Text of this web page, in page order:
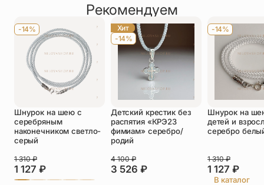
Оставить отзыв
Подтверждаю свое согласие с
политикой конфиденциальностии даю
согласие на обработку персональных
данных
Пока нет отзывов. Будьте первым!
Рекомендуем
-14%
Шнурок на шею с
серебряным
наконечником светло-
серый
1 127 ₽
1 310₽
Хит
-14%
Детский крестик без
распятия «КРЭ23
фимиам» серебро/
родий
3 526 ₽
4 100₽
-14%
Шнурок на
детей и
серебро
1 127 ₽
1 310₽
В каталог